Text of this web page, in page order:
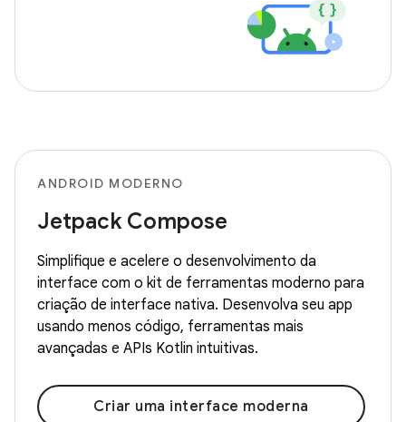
ANDROID MODERNO
Jetpack Compose
Simplifique e acelere o desenvolvimento da
interface com o kit de ferramentas moderno para
criação de interface nativa. Desenvolva seu app
usando menos código, ferramentas mais
avançadas e APIs Kotlin intuitivas.
Criar uma interface moderna